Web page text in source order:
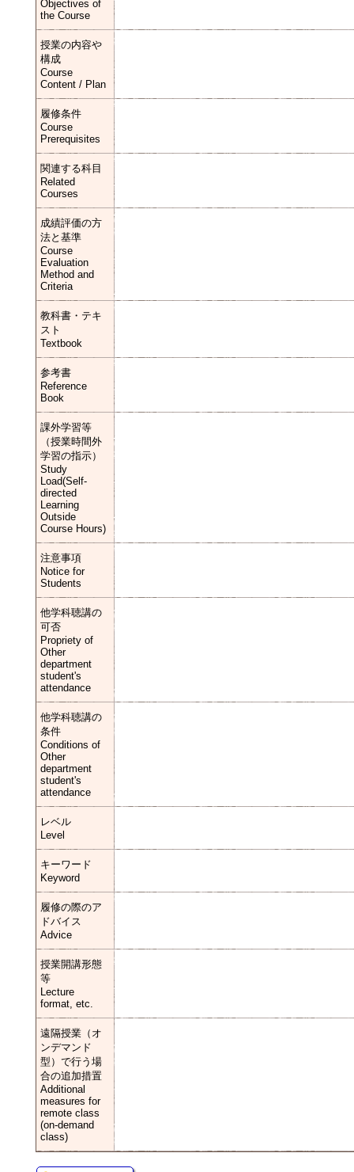
Objectives of
the Course
授業の内容や
構成
Course
Content / Plan
履修条件
Course
Prerequisites
関連する科目
Related
Courses
成績評価の方
法と基準
Course
Evaluation
Method and
Criteria
教科書・テキ
スト
Textbook
参考書
Reference
Book
課外学習等
（授業時間外
学習の指示）
Study
Load(Self-
directed
Learning
Outside
Course Hours)
注意事項
Notice for
Students
他学科聴講の
可否
Propriety of
Other
department
student's
attendance
他学科聴講の
条件
Conditions of
Other
department
student's
attendance
レベル
Level
キーワード
Keyword
履修の際のア
ドバイス
Advice
授業開講形態
等
Lecture
format, etc.
遠隔授業（オ
ンデマンド
型）で行う場
合の追加措置
Additional
measures for
remote class
(on-demand
class)